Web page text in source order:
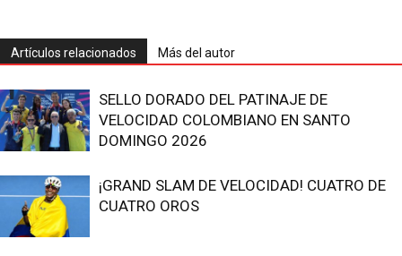
Artículos relacionados Más del autor
SELLO DORADO DEL PATINAJE DE
VELOCIDAD COLOMBIANO EN SANTO
DOMINGO 2026
¡GRAND SLAM DE VELOCIDAD! CUATRO DE
CUATRO OROS